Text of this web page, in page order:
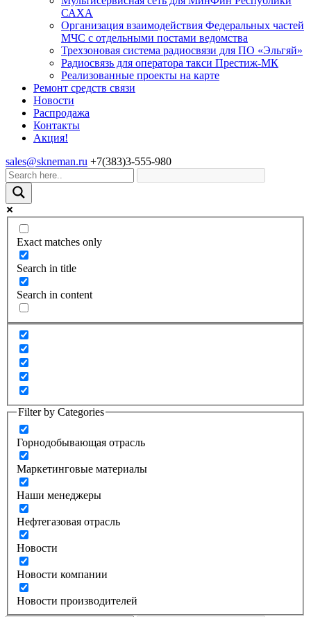
САХА
Организация взаимодействия Федеральных частей
МЧС с отдельными постами ведомства
Трехзоновая система радиосвязи для ПО «Эльгяй»
Радиосвязь для оператора такси Престиж-МК
Реализованные проекты на карте
Ремонт средств связи
Новости
Распродажа
Контакты
Акция!
sales@skneman.ru +7(383)3-555-980
Exact matches only
Search in title
Search in content
Filter by Categories
Горнодобывающая отрасль
Маркетинговые материалы
Наши менеджеры
Нефтегазовая отрасль
Новости
Новости компании
Новости производителей